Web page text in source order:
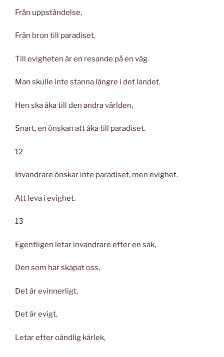
Från uppståndelse,
Från bron till paradiset,
Till evigheten är en resande på en väg.
Man skulle inte stanna längre i det landet.
Hen ska åka till den andra världen,
Snart, en önskan att åka till paradiset.
12
Invandrare önskar inte paradiset, men evighet.
Att leva i evighet.
13
Egentligen letar invandrare efter en sak,
Den som har skapat oss,
Det är evinnerligt,
Det är evigt,
Letar efter oändlig kärlek,